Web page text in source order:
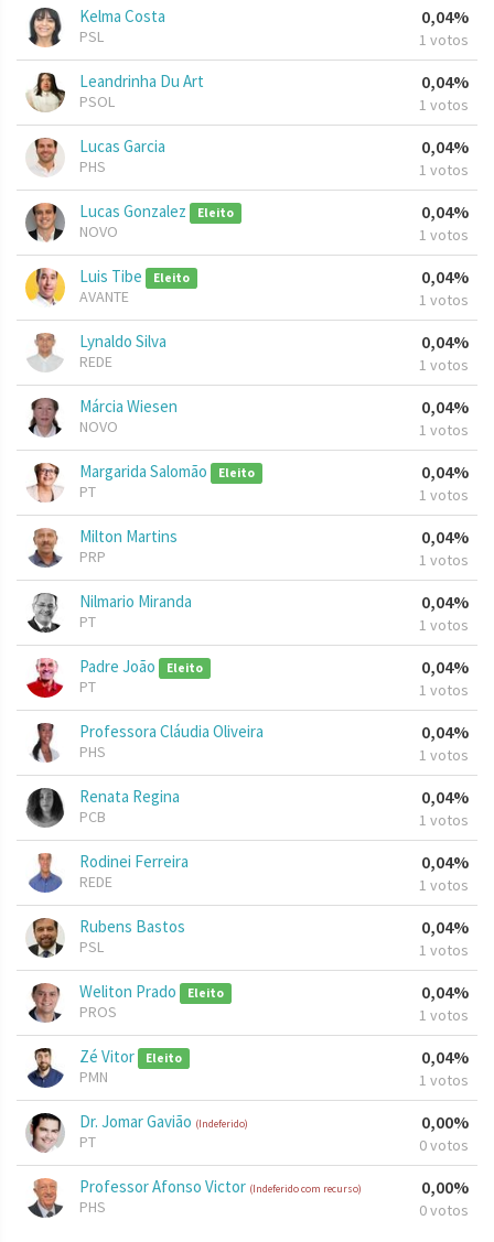
Kelma Costa
PSL
0,04%
1 votos
Leandrinha Du Art
PSOL
0,04%
1 votos
Lucas Garcia
PHS
0,04%
1 votos
Lucas Gonzalez Eleito
NOVO
0,04%
1 votos
Luis Tibe Eleito
AVANTE
0,04%
1 votos
Lynaldo Silva
REDE
0,04%
1 votos
Márcia Wiesen
NOVO
0,04%
1 votos
Margarida Salomão Eleito
PT
0,04%
1 votos
Milton Martins
PRP
0,04%
1 votos
Nilmario Miranda
PT
0,04%
1 votos
Padre João Eleito
PT
0,04%
1 votos
Professora Cláudia Oliveira
PHS
0,04%
1 votos
Renata Regina
PCB
0,04%
1 votos
Rodinei Ferreira
REDE
0,04%
1 votos
Rubens Bastos
PSL
0,04%
1 votos
Weliton Prado Eleito
PROS
0,04%
1 votos
Zé Vitor Eleito
PMN
0,04%
1 votos
Dr. Jomar Gavião (Indeferido)
PT
0,00%
0 votos
Professor Afonso Victor (Indeferido com recurso)
PHS
0,00%
0 votos